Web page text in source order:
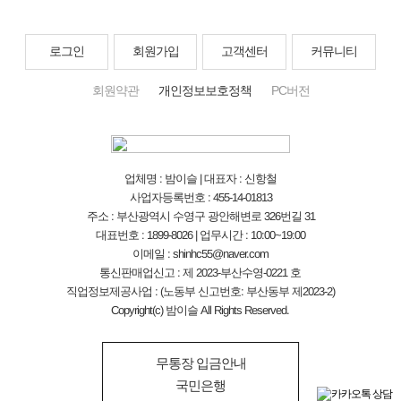
로그인 회원가입 고객센터 커뮤니티
회원약관 개인정보보호정책 PC버전
업체명 : 밤이슬 | 대표자 : 신항철
사업자등록번호 : 455-14-01813
주소 : 부산광역시 수영구 광안해변로 326번길 31
대표번호 : 1899-8026 | 업무시간 : 10:00~19:00
이메일 : shinhc55@naver.com
통신판매업신고 : 제 2023-부산수영-0221 호
직업정보제공사업 : (노동부 신고번호: 부산동부 제2023-2)
Copyright(c) 밤이슬 All Rights Reserved.
무통장 입금안내
국민은행